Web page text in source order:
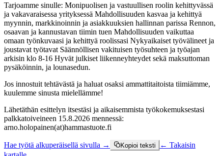
Tarjoamme sinulle: Monipuolisen ja vastuullisen roolin kehittyvässä
ja vakavaraisessa yrityksessä Mahdollisuuden kasvaa ja kehittyä
myynnin, markkinoinnin ja asiakkuuksien hallinnan parissa Rennon,
osaavan ja kannustavan tiimin tuen Mahdollisuuden vaikuttaa
omaan työnkuvaasi ja kehittyä roolissasi Nykyaikaiset työvälineet ja
joustavat työtavat Säännöllisen vakituisen työsuhteen ja työajan
arkisin klo 8-16 Hyvät julkiset liikenneyhteydet sekä maksuttoman
pysäköinnin, ja lounasedun.
Jos innostuit tehtävästä ja haluat osaksi ammattitaitoista tiimiämme,
kuulemme sinusta mielellämme!
Lähetäthän esittelyn itsestäsi ja aikaisemmista työkokemuksestasi
palkkatoiveineen 15.8.2026 mennessä:
arno.holopainen(at)hammastuote.fi
Hae työtä alkuperäisellä sivulla → Kopioi teksti
← Takaisin